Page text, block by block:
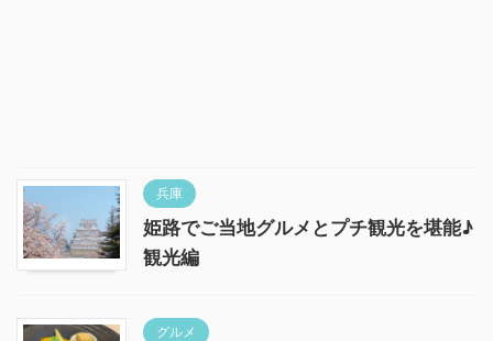
兵庫
姫路でご当地グルメとプチ観光を堪能♪
観光編
グルメ